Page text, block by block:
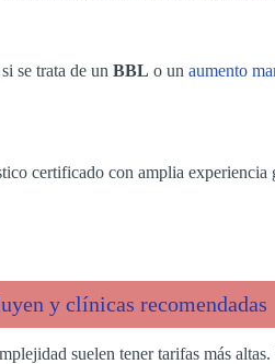
se trata de un BBL o un aumento
certificado con amplia experiencia
y clínicas recomendadas
suelen tener tarifas más